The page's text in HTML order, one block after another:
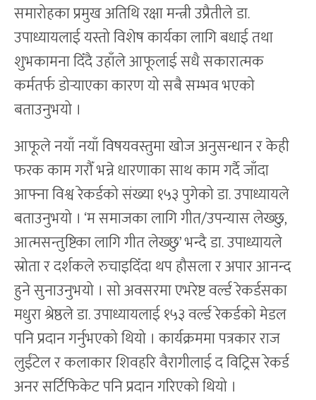
समारोहका प्रमुख अतिथि रक्षा मन्त्री उप्रैतीले डा.
उपाध्यायलाई यस्तो विशेष कार्यका लागि बधाई तथा
शुभकामना दिँदै उहाँले आफूलाई सधै सकारात्मक
कर्मतर्फ डोर्‍याएका कारण यो सबै सम्भव भएको
बताउनुभयो ।
आफूले नयाँ नयाँ विषयवस्तुमा खोज अनुसन्धान र केही
फरक काम गरौँ भन्ने धारणाका साथ काम गर्दै जाँदा
आफ्ना विश्व रेकर्डको संख्या १५३ पुगेको डा. उपाध्यायले
बताउनुभयो । ‘म समाजका लागि गीत/उपन्यास लेख्छु,
आत्मसन्तुष्टिका लागि गीत लेख्छु’ भन्दै डा. उपाध्यायले
स्रोता र दर्शकले रुचाइदिँदा थप हौसला र अपार आनन्द
हुने सुनाउनुभयो । सो अवसरमा एभरेष्ट वर्ल्ड रेकर्डसका
मधुरा श्रेष्ठले डा. उपाध्यायलाई १५३ वर्ल्ड रेकर्डको मेडल
पनि प्रदान गर्नुभएको थियो । कार्यक्रममा पत्रकार राज
लुईंटेल र कलाकार शिवहरि वैरागीलाई द विट्रिस रेकर्ड
अनर सर्टिफिकेट पनि प्रदान गरिएको थियो ।